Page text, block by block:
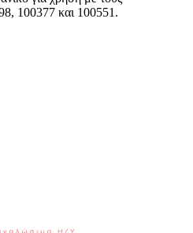
100377 και 100551.